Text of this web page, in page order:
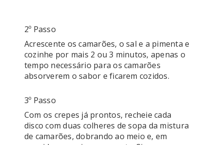
2º Passo
Acrescente os camarões, o sal e a pimenta e
cozinhe por mais 2 ou 3 minutos, apenas o
tempo necessário para os camarões
3º Passo
Com os crepes já prontos, recheie cada
disco com duas colheres de sopa da mistura
de camarões, dobrando ao meio e, em